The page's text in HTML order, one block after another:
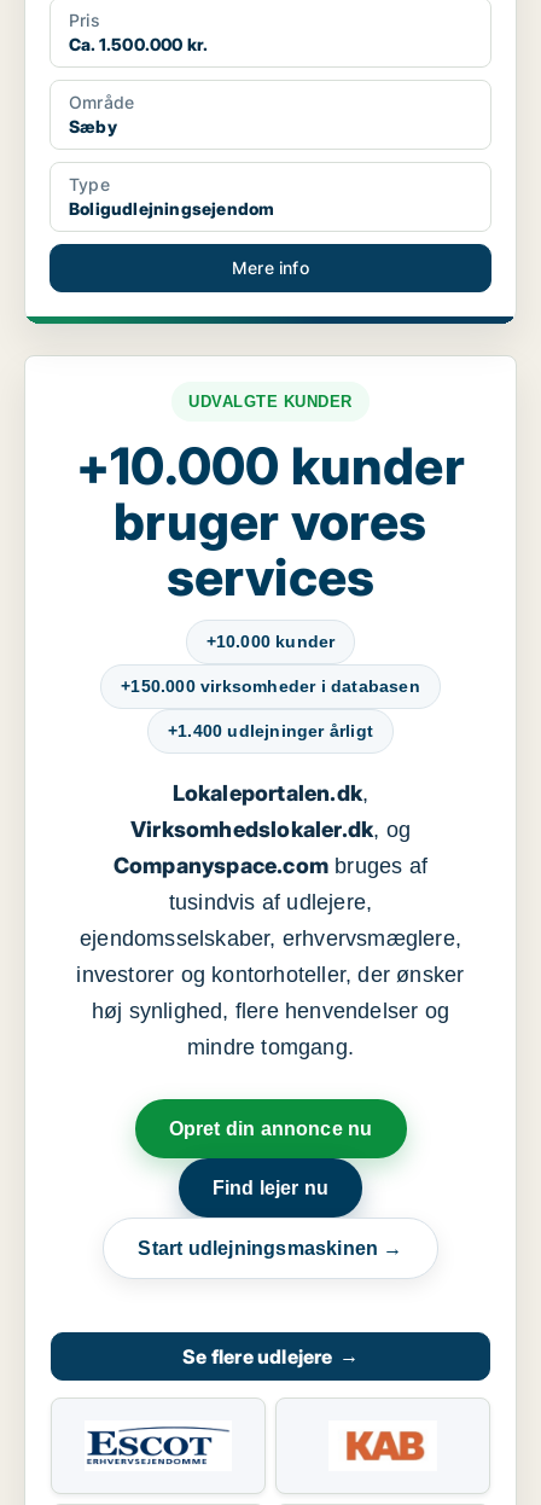
Pris
Ca. 1.500.000 kr.
Område
Sæby
Type
Boligudlejningsejendom
Mere info
UDVALGTE KUNDER
+10.000 kunder
bruger vores
services
+10.000 kunder
+150.000 virksomheder i databasen
+1.400 udlejninger årligt
Lokaleportalen.dk,
Virksomhedslokaler.dk, og
Companyspace.com bruges af
tusindvis af udlejere,
ejendomsselskaber, erhvervsmæglere,
investorer og kontorhoteller, der ønsker
høj synlighed, flere henvendelser og
mindre tomgang.
Opret din annonce nu
Find lejer nu
Start udlejningsmaskinen →
Se flere udlejere →